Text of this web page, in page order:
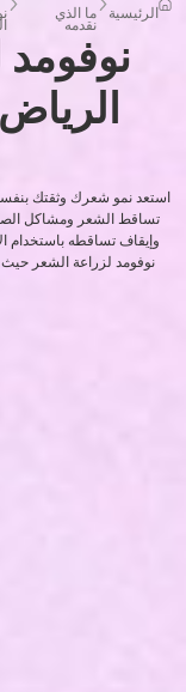
الرئيسية ما الذي
نقدمه
استعد نمو شعرك وثقتك
تساقط الشعر ومشاكل
وإيقاف تساقطه باستخدام
نوفومد لزراعة الشعر حيث